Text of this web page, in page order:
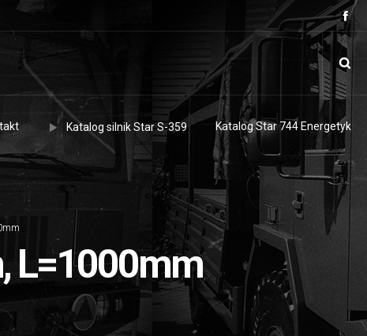
Katalog silnik Star S-359 Katalog Star 744 Energetyk
L=1000mm